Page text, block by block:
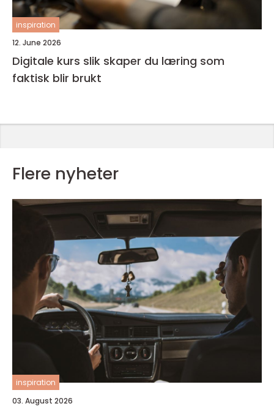
inspiration
12. June 2026
Digitale kurs slik skaper du læring som
faktisk blir brukt
Flere nyheter
inspiration
03. August 2026